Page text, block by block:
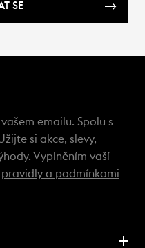
SE
emailu. Spolu s
si akce, slevy,
Vyplněním vaší
pravidly a podmínkami